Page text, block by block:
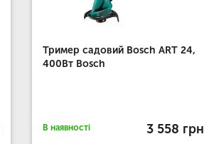
Тример садовий Bosch ART 24,
400Вт Bosch
В наявності 3 558 грн